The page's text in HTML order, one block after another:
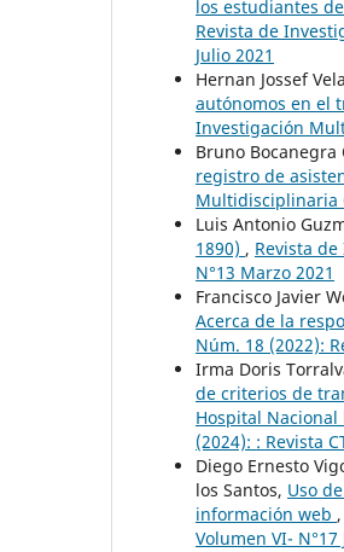
los estudiantes
Revista de
Julio 2021
Hernan Jossef
autónomos en el
Investigación
Bruno Bocanegra
registro de
Multidisciplinaria
Luis Antonio
1890) , Revista de
N°13 Marzo 2021
Francisco Javier
Acerca de la
Núm. 18 (2022):
Irma Doris
de criterios de
Hospital Nacional
(2024): : Revista
Diego Ernesto
los Santos, Uso
información web ,
Volumen VI- N°17